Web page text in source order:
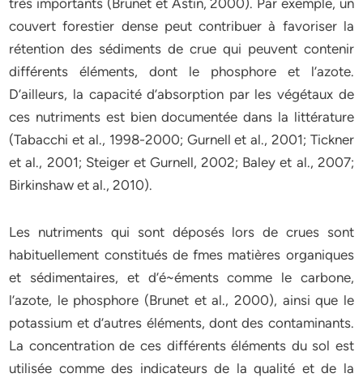
très importants (Brunet et Astin, 2000). Par exemple, un
couvert forestier dense peut contribuer à favoriser la
rétention des sédiments de crue qui peuvent contenir
différents éléments, dont le phosphore et l’azote.
D’ailleurs, la capacité d’absorption par les végétaux de
ces nutriments est bien documentée dans la littérature
(Tabacchi et al., 1998-2000; Gurnell et al., 2001; Tickner
et al., 2001; Steiger et Gurnell, 2002; Baley et al., 2007;
Birkinshaw et al., 2010).
Les nutriments qui sont déposés lors de crues sont
habituellement constitués de fmes matières organiques
et sédimentaires, et d’é~éments comme le carbone,
l’azote, le phosphore (Brunet et al., 2000), ainsi que le
potassium et d’autres éléments, dont des contaminants.
La concentration de ces différents éléments du sol est
utilisée comme des indicateurs de la qualité et de la